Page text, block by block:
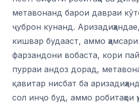
метавонанд барои давраи
ҷуброн кунанд.
кишвар будааст, аммо
фарзандони вобаста, кори
пурраи андоз дорад,
қавитар нисбат ба
сол инҷо буд, аммо робитаҳои